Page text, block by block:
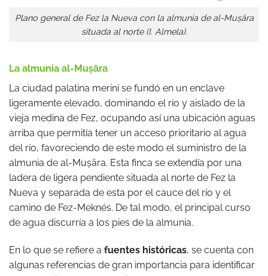
Plano general de Fez la Nueva con la almunia de al-Muṣāra
situada al norte (I. Almela).
La almunia al-Muṣāra
La ciudad palatina meriní se fundó en un enclave
ligeramente elevado, dominando el río y aislado de la
vieja medina de Fez, ocupando así una ubicación aguas
arriba que permitía tener un acceso prioritario al agua
del río, favoreciendo de este modo el suministro de la
almunia de al-Muṣāra. Esta finca se extendía por una
ladera de ligera pendiente situada al norte de Fez la
Nueva y separada de esta por el cauce del río y el
camino de Fez-Meknés. De tal modo, el principal curso
de agua discurría a los pies de la almunia.
En lo que se refiere a fuentes históricas, se cuenta con
algunas referencias de gran importancia para identificar